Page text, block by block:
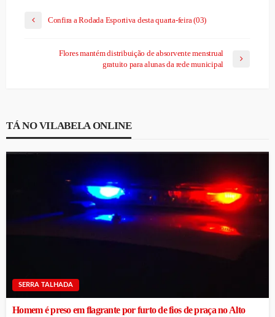
Confira a Rodada Esportiva desta quarta-feira (03)
Flores mantém distribuição de absorvente menstrual
gratuito para alunas da rede municipal
TÁ NO VILABELA ONLINE
SERRA TALHADA
Homem é preso em flagrante por furto de fios de praça no Alto